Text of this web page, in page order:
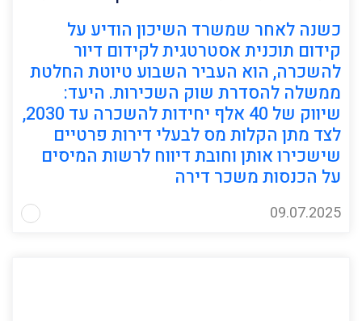
כשנה לאחר שמשרד השיכון הודיע על
קידום תוכנית אסטרטגית לקידום דיור
להשכרה, הוא העביר השבוע טיוטת החלטת
ממשלה להסדרת שוק השכירות. היעד:
שיווק של 40 אלף יחידות להשכרה עד 2030,
לצד מתן הקלות מס לבעלי דירות פרטיים
שישכירו אותן וחובת דיווח לרשות המיסים
על הכנסות משכר דירה
09.07.2025